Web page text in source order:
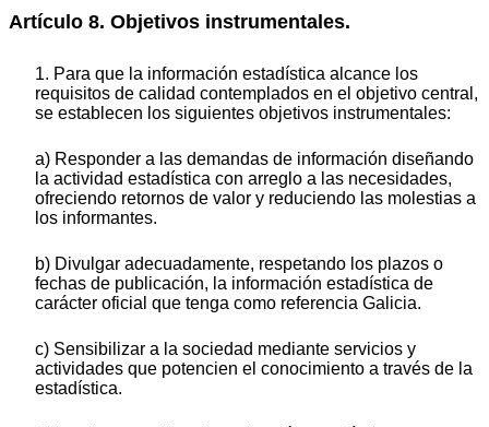
Artículo 8. Objetivos instrumentales.
1. Para que la información estadística alcance los
requisitos de calidad contemplados en el objetivo central,
se establecen los siguientes objetivos instrumentales:
a) Responder a las demandas de información diseñando
la actividad estadística con arreglo a las necesidades,
ofreciendo retornos de valor y reduciendo las molestias a
los informantes.
b) Divulgar adecuadamente, respetando los plazos o
fechas de publicación, la información estadística de
carácter oficial que tenga como referencia Galicia.
c) Sensibilizar a la sociedad mediante servicios y
actividades que potencien el conocimiento a través de la
estadística.